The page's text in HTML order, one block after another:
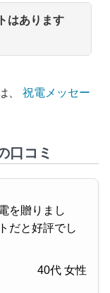
はあります
、 祝電メッセー
口コミ
を贈りまし
だと好評でし
40代 女性